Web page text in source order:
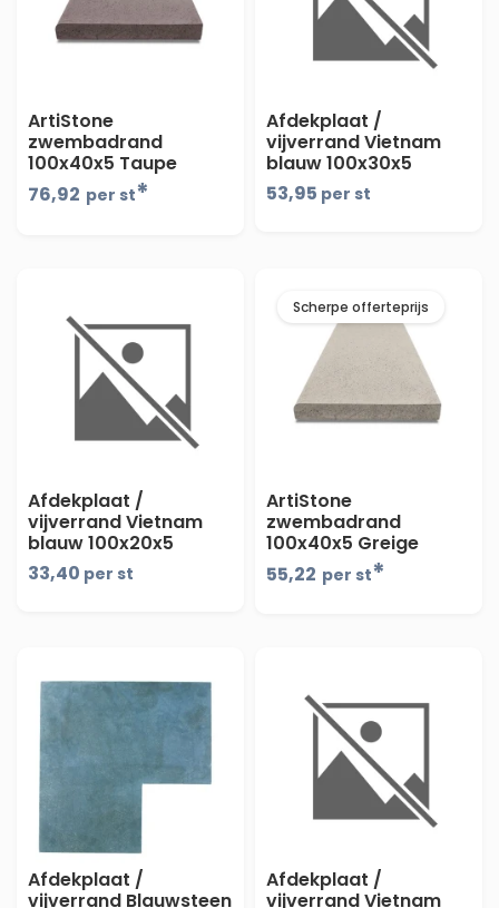
ArtiStone
zwembadrand
100x40x5 Taupe
76,92 per st*
Afdekplaat /
vijverrand Vietnam
blauw 100x30x5
boven/voorzijde
geschuurd, 2-
53,95 per st
Afdekplaat /
vijverrand Vietnam
blauw 100x20x5
boven/voorzijde
geschuurd, 2-
33,40 per st
Scherpe offerteprijs
ArtiStone
zwembadrand
100x40x5 Greige
55,22 per st*
Afdekplaat /
vijverrand Blauwsteen
Afdekplaat /
vijverrand Vietnam